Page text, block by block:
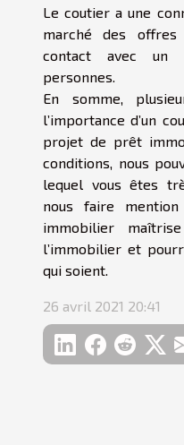
Le coutier a une
marché des
contact avec un
personnes.
En somme,
l’importance d’un
projet de prêt
conditions, nous
lequel vous êtes
nous faire
immobilier
l’immobilier et
qui soient.
26 avril 2021 20:41